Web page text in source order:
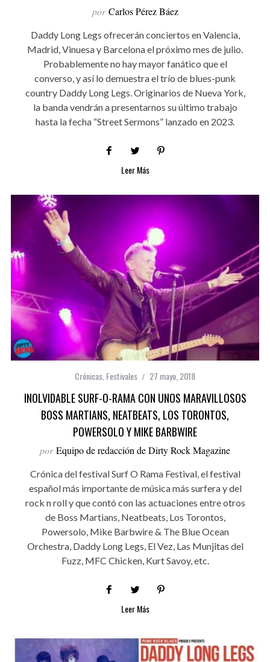
por Carlos Pérez Báez
Daddy Long Legs ofrecerán conciertos en Valencia,
Madrid, Vinuesa y Barcelona el próximo mes de julio.
Probablemente no hay mayor fanático que el
converso, y así lo demuestra el trío de blues-punk
country Daddy Long Legs. Originarios de Nueva York,
la banda vendrán a presentarnos su último trabajo
hasta la fecha “Street Sermons” lanzado en 2023.
Leer Más
Crónicas Festivales 27 mayo, 2018
INOLVIDABLE SURF-O-RAMA CON UNOS MARAVILLOSOS
BOSS MARTIANS, NEATBEATS, LOS TORONTOS,
POWERSOLO Y MIKE BARBWIRE
por Equipo de redacción de Dirty Rock Magazine
Crónica del festival Surf O Rama Festival, el festival
español más importante de música más surfera y del
rock n roll y que contó con las actuaciones entre otros
de Boss Martians, Neatbeats, Los Torontos,
Powersolo, Mike Barbwire & The Blue Ocean
Orchestra, Daddy Long Legs, El Vez, Las Munjitas del
Fuzz, MFC Chicken, Kurt Savoy, etc.
Leer Más